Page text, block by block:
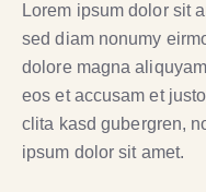
Lorem ipsum dolor sit
sed diam nonumy
dolore magna
eos et accusam et
clita kasd gubergren,
ipsum dolor sit amet.